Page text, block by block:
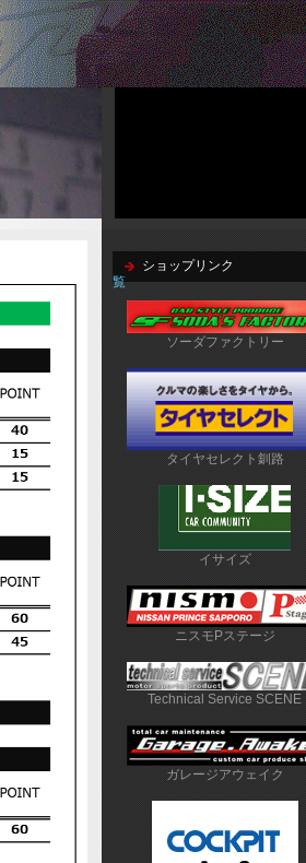
ショップリンク
覧
ソーダファクトリー
タイヤセレクト釧路
イサイズ
ニスモPステージ
Technical Service SCENE
ガレージアウェイク